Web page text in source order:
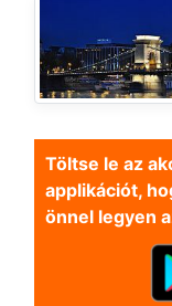
Töltse le az
applikációt,
önnel legyen